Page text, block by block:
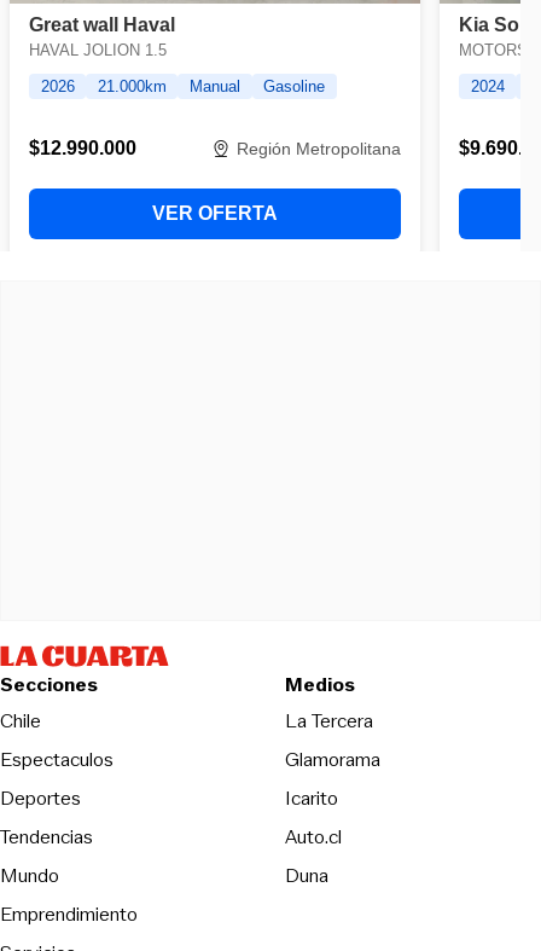
Secciones
Chile
Espectaculos
Deportes
Tendencias
Mundo
Emprendimiento
Medios
La TerceraOpens in new
Glamorama
Icarito
Auto.cl
DunaOpens in new window